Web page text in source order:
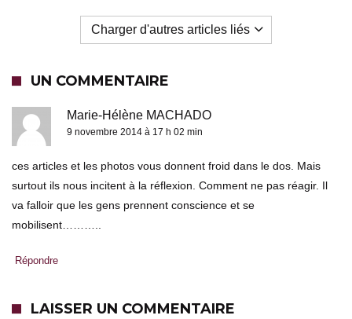
Charger d'autres articles liés
UN COMMENTAIRE
Marie-Hélène MACHADO
9 novembre 2014 à 17 h 02 min
ces articles et les photos vous donnent froid dans le dos. Mais
surtout ils nous incitent à la réflexion. Comment ne pas réagir. Il
va falloir que les gens prennent conscience et se
mobilisent………..
Répondre
LAISSER UN COMMENTAIRE